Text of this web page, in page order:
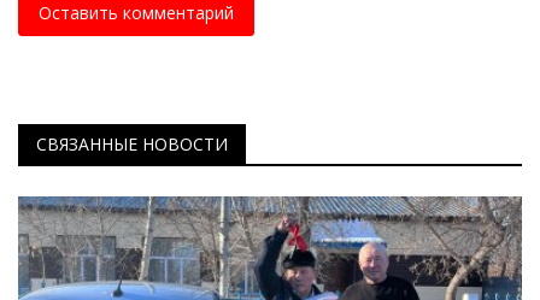
Оставить комментарий
СВЯЗАННЫЕ НОВОСТИ